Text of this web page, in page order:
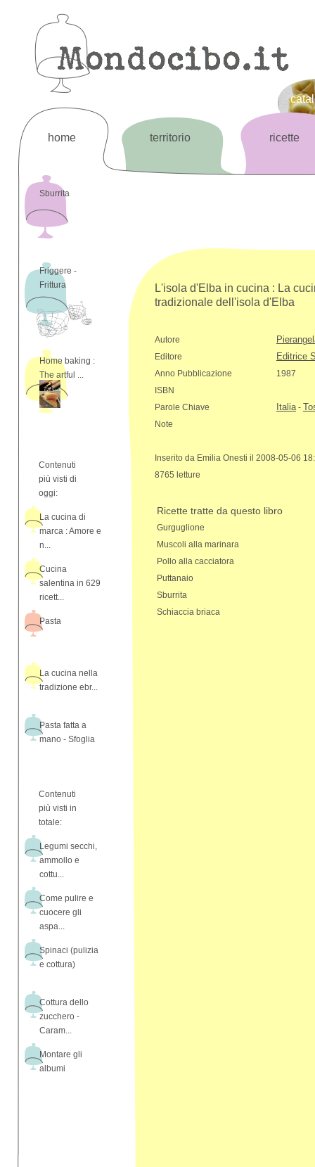
home territorio ricette
Sburrita
Friggere -
Frittura
Home baking :
The artful ...
Contenuti
più visti di
oggi:
La cucina di
marca : Amore e
n...
Cucina
salentina in 629
ricett...
Pasta
La cucina nella
tradizione ebr...
Pasta fatta a
mano - Sfoglia
Contenuti
più visti in
totale:
Legumi secchi,
ammollo e
cottu...
Come pulire e
cuocere gli
aspa...
Spinaci (pulizia
e cottura)
Cottura dello
zucchero -
Caram...
Montare gli
albumi
L'isola d'Elba in cucina : La
tradizionale dell'isola d'Elba
Autore
Editore Editrice
Anno Pubblicazione
1987
ISBN
Parole Chiave
Italia-
Note
Inserito da Emilia Onesti il 2008-05-06
8765 letture
Ricette tratte da questo libro
Gurguglione
Muscoli alla marinara
Pollo alla cacciatora
Puttanaio
Sburrita
Schiaccia briaca